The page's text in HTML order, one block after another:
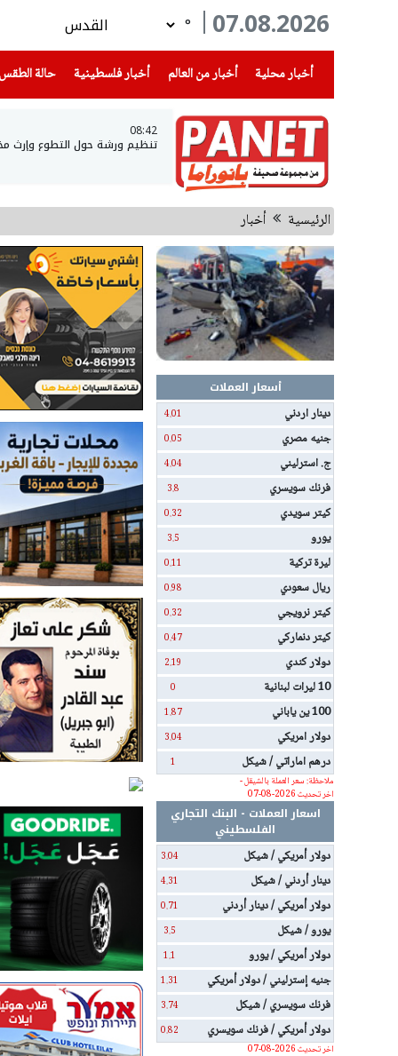
07.08.2026
°
أخبار محلية
(current) أخبار من العالم أخبار فلسطينية(current) حالة الطقس
08:42
تنظيم ورشة حول التطوع وإرث
الرئيسية أخبار
أسعار العملات
دينار اردني
4.01
جنيه مصري 0.05
ج. استرليني 4.04
فرنك سويسري 3.8
كيتر سويدي 0.32
يورو 3.5
ليرة تركية 0.11
ريال سعودي 0.98
كيتر نرويجي 0.32
كيتر دنماركي 0.47
دولار كندي 2.19
10 ليرات لبنانية 0
100 ين ياباني 1.87
دولار امريكي 3.04
درهم اماراتي / شيكل
1
ملاحظة: سعر العملة بالشيقل -
اخر تحديث 2026-08-07
اسعار العملات - البنك التجاري
الفلسطيني
دولار أمريكي / شيكل
3.04
دينار أردني / شيكل 4.31
دولار أمريكي / دينار أردني 0.71
يورو / شيكل 3.5
دولار أمريكي / يورو 1.1
جنيه إسترليني / دولار أمريكي 1.31
فرنك سويسري / شيكل 3.74
دولار أمريكي / فرنك سويسري
0.82
اخر تحديث 2026-08-07